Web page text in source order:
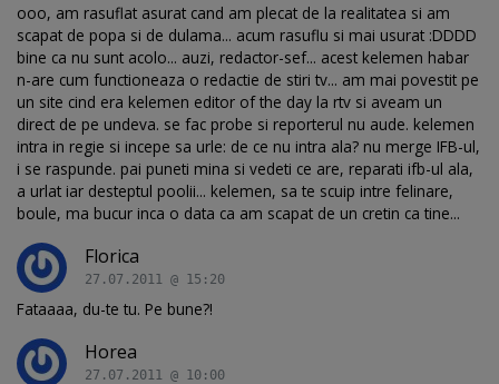
ooo, am rasuflat asurat cand am plecat de la realitatea si am
scapat de popa si de dulama... acum rasuflu si mai usurat :DDDD
bine ca nu sunt acolo... auzi, redactor-sef... acest kelemen habar
n-are cum functioneaza o redactie de stiri tv... am mai povestit pe
un site cind era kelemen editor of the day la rtv si aveam un
direct de pe undeva. se fac probe si reporterul nu aude. kelemen
intra in regie si incepe sa urle: de ce nu intra ala? nu merge IFB-ul,
i se raspunde. pai puneti mina si vedeti ce are, reparati ifb-ul ala,
a urlat iar desteptul poolii... kelemen, sa te scuip intre felinare,
boule, ma bucur inca o data ca am scapat de un cretin ca tine...
Florica
27.07.2011 @ 15:20
Fataaaa, du-te tu. Pe bune?!
Horea
27.07.2011 @ 10:00